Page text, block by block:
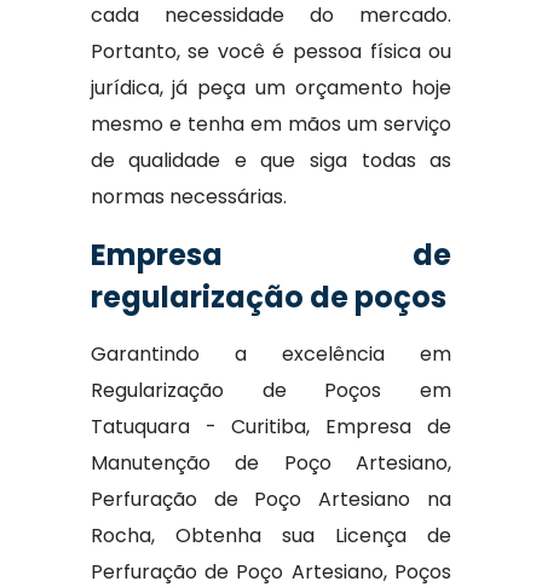
cada necessidade do mercado.
Portanto, se você é pessoa física ou
jurídica, já peça um orçamento hoje
mesmo e tenha em mãos um serviço
de qualidade e que siga todas as
normas necessárias.
Empresa de
regularização de poços
Garantindo a excelência em
Regularização de Poços em
Tatuquara - Curitiba, Empresa de
Manutenção de Poço Artesiano,
Perfuração de Poço Artesiano na
Rocha, Obtenha sua Licença de
Perfuração de Poço Artesiano, Poços